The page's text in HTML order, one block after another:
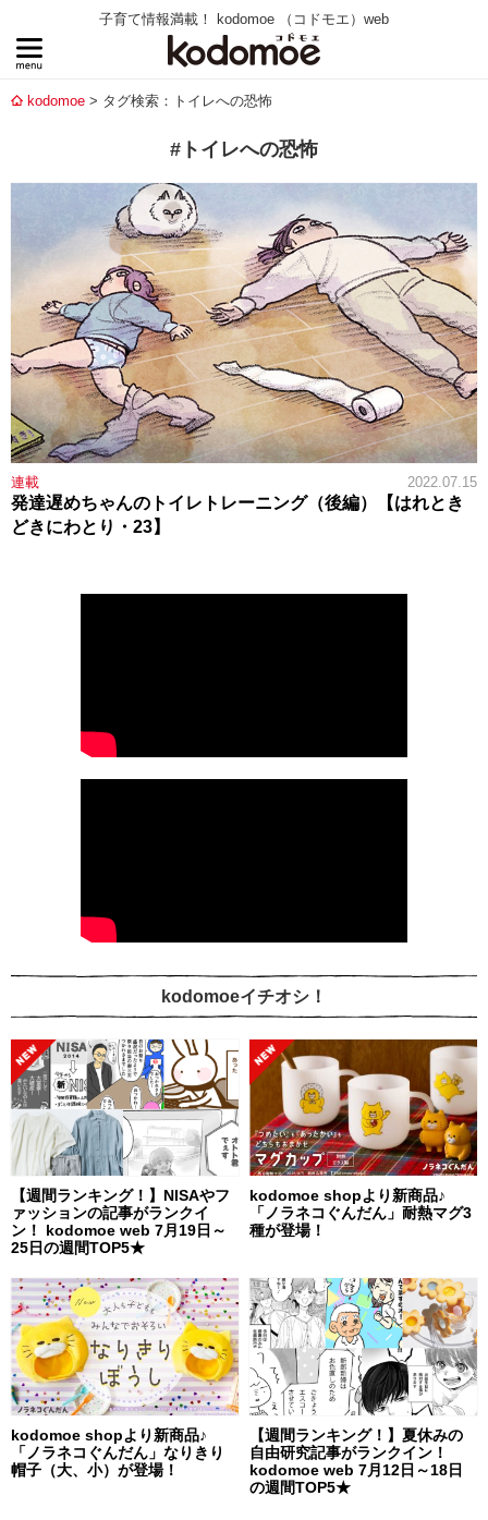
子育て情報満載！ kodomoe （コドモエ）web
kodomoe タグ検索：トイレへの恐怖
#トイレへの恐怖
連載 2022.07.15
発達遅めちゃんのトイレトレーニング（後編）【はれとき
どきにわとり・23】
kodomoeイチオシ！
【週間ランキング！】NISAやフ
ァッションの記事がランクイ
ン！ kodomoe web 7月19日～
25日の週間TOP5★
kodomoe shopより新商品♪
「ノラネコぐんだん」耐熱マグ3
種が登場！
kodomoe shopより新商品♪
「ノラネコぐんだん」なりきり
帽子（大、小）が登場！
【週間ランキング！】夏休みの
自由研究記事がランクイン！
kodomoe web 7月12日～18日
の週間TOP5★